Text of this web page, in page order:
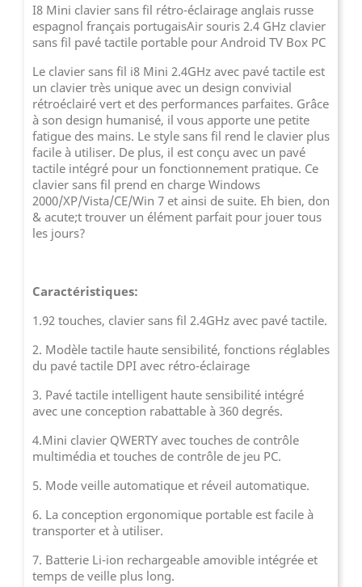
I8 Mini clavier sans fil rétro-éclairage anglais russe
espagnol français portugaisAir souris 2.4 GHz clavier
sans fil pavé tactile portable pour Android TV Box PC
Le clavier sans fil i8 Mini 2.4GHz avec pavé tactile est
un clavier très unique avec un design convivial
rétroéclairé vert et des performances parfaites. Grâce
à son design humanisé, il vous apporte une petite
fatigue des mains. Le style sans fil rend le clavier plus
facile à utiliser. De plus, il est conçu avec un pavé
tactile intégré pour un fonctionnement pratique. Ce
clavier sans fil prend en charge Windows
2000/XP/Vista/CE/Win 7 et ainsi de suite. Eh bien, don
& acute;t trouver un élément parfait pour jouer tous
les jours?
Caractéristiques:
1.92 touches, clavier sans fil 2.4GHz avec pavé tactile.
2. Modèle tactile haute sensibilité, fonctions réglables
du pavé tactile DPI avec rétro-éclairage
3. Pavé tactile intelligent haute sensibilité intégré
avec une conception rabattable à 360 degrés.
4.Mini clavier QWERTY avec touches de contrôle
multimédia et touches de contrôle de jeu PC.
5. Mode veille automatique et réveil automatique.
6. La conception ergonomique portable est facile à
transporter et à utiliser.
7. Batterie Li-ion rechargeable amovible intégrée et
temps de veille plus long.